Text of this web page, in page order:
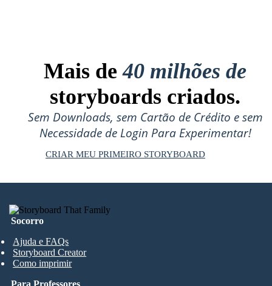
Mais de40 milhões de
storyboards criados.
Sem Downloads, sem Cartão de Crédito e sem
Necessidade de Login Para Experimentar!
CRIAR MEU PRIMEIRO STORYBOARD
Socorro
Ajuda e FAQs
Storyboard Creator
Como imprimir